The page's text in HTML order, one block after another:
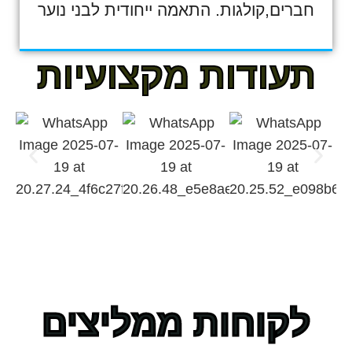
חברים,קולגות. התאמה ייחודית לבני נוער
תעודות מקצועיות
לקוחות ממליצים